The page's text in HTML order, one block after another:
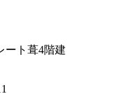
ート葺4階建